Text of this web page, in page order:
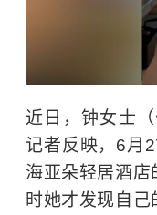
近日，钟女士
记者反映，6月
海亚朵轻居酒店
时她才发现自